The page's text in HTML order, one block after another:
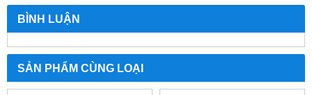
BÌNH LUẬN
SẢN PHẨM CÙNG LOẠI